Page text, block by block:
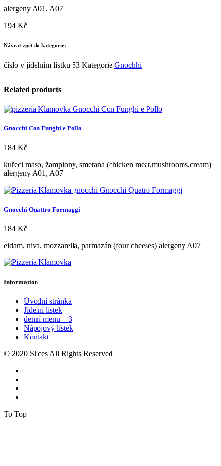
alergeny A01, A07
194 Kč
Návrat zpět do kategorie:
číslo v jídelním lístku 53 Kategorie Gnochhi
Related products
Gnocchi Con Funghi e Pollo
184 Kč
kuřeci maso, žampiony, smetana (chicken meat,mushrooms,cream)
alergeny A01, A07
Gnocchi Quattro Formaggi
184 Kč
eidam, niva, mozzarella, parmazán (four cheeses) alergeny A07
Information
Úvodní stránka
Jídelní lístek
denní menu – 3
Nápojový lístek
Kontakt
© 2020 Slices All Rights Reserved
To Top